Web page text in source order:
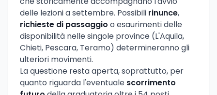
delle lezioni a settembre. Possibili rinunce,
richieste di passaggio o esaurimenti delle
disponibilità nelle singole province (L'Aquila,
Chieti, Pescara, Teramo) determineranno gli
ulteriori movimenti.
La questione resta aperta, soprattutto, per
quanto riguarda l'eventuale scorrimento